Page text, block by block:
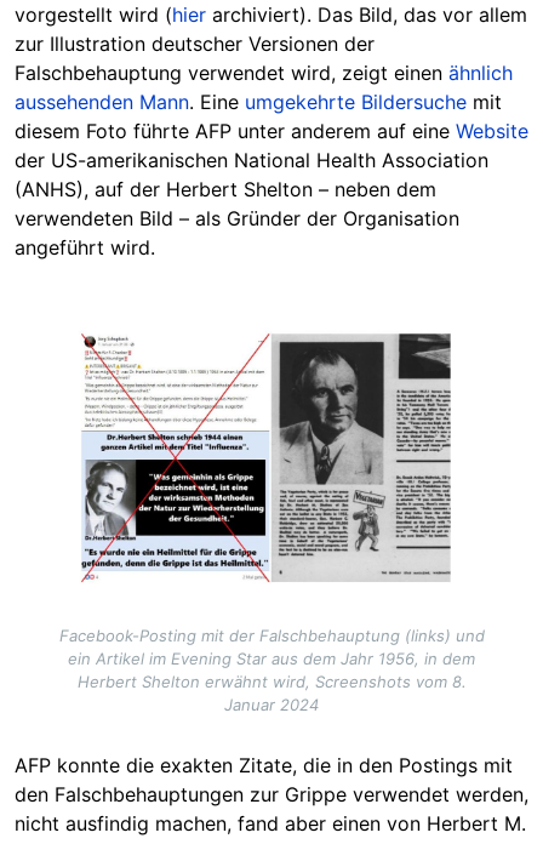
vorgestellt wird (hier archiviert). Das Bild, das vor allem
zur Illustration deutscher Versionen der
Falschbehauptung verwendet wird, zeigt einen ähnlich
aussehenden Mann. Eine umgekehrte Bildersuche mit
diesem Foto führte AFP unter anderem auf eine Website
der US-amerikanischen National Health Association
(ANHS), auf der Herbert Shelton – neben dem
verwendeten Bild – als Gründer der Organisation
angeführt wird.
Facebook-Posting mit der Falschbehauptung (links) und
ein Artikel im Evening Star aus dem Jahr 1956, in dem
Herbert Shelton erwähnt wird, Screenshots vom 8.
Januar 2024
AFP konnte die exakten Zitate, die in den Postings mit
den Falschbehauptungen zur Grippe verwendet werden,
nicht ausfindig machen, fand aber einen von Herbert M.